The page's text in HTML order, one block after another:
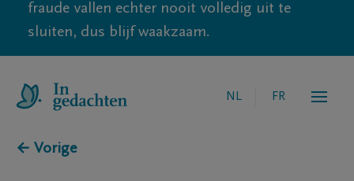
fraude vallen echter nooit volledig uit te
sluiten, dus blijf waakzaam.
NL FR
← Vorige